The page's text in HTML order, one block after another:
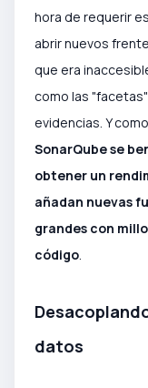
hora de requerir
abrir nuevos
que era
como las
evidencias. Y
SonarQube se
obtener un
añadan nuevas
grandes con
código.
datos